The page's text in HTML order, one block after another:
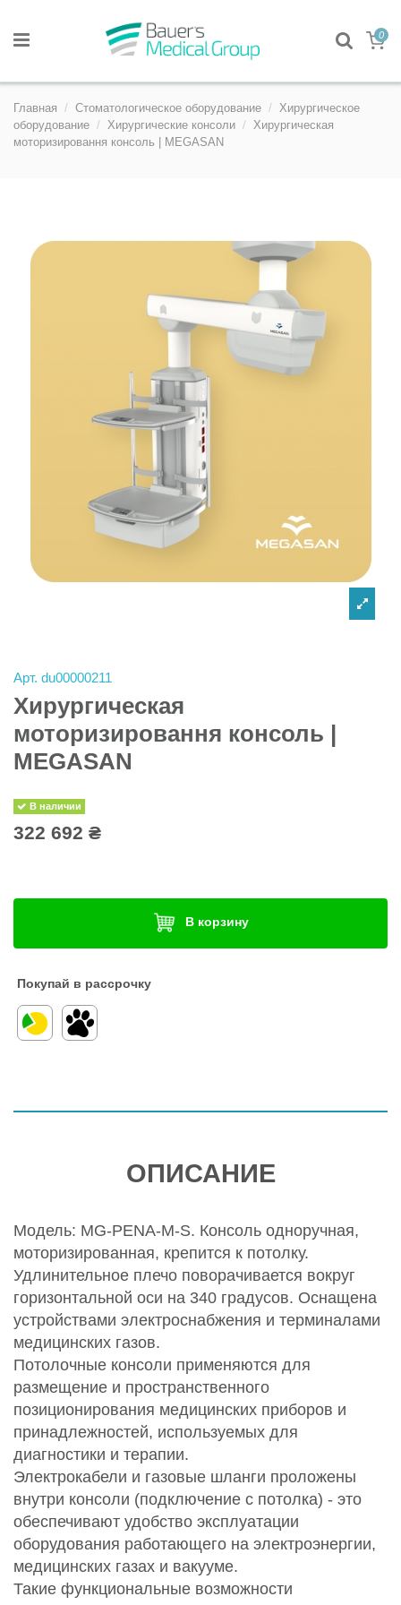
0
Главная Стоматологическое оборудование
Хирургическое
оборудование
Хирургические консоли
Хирургическая
моторизировання консоль | MEGASAN
Арт. du00000211
Хирургическая
моторизировання консоль |
MEGASAN
В наличии
322 692 ₴
В корзину
Покупай в рассрочку
ОПИСАНИЕ
Модель: MG-PENA-M-S. Консоль одноручная,
моторизированная, крепится к потолку.
Удлинительное плечо поворачивается вокруг
горизонтальной оси на 340 градусов. Оснащена
устройствами электроснабжения и терминалами
медицинских газов.
Потолочные консоли применяются для
размещение и пространственного
позиционирования медицинских приборов и
принадлежностей, используемых для
диагностики и терапии.
Электрокабели и газовые шланги проложены
внутри консоли (подключение с потолка) - это
обеспечивают удобство эксплуатации
оборудования работающего на электроэнергии,
медицинских газах и вакууме.
Такие функциональные возможности